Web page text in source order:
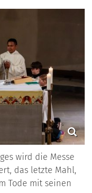
wird die Messe
das letzte Mahl,
Tode mit seinen